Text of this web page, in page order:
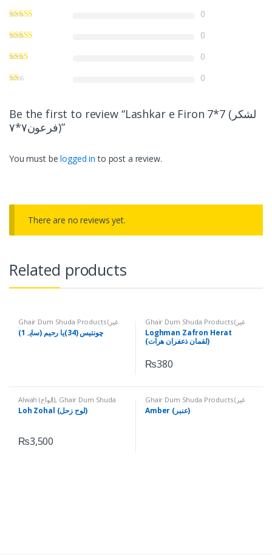
0
0
0
0
Be the first to review “Lashkar e Firon 7*7 (لشکر
فرعون۷*۷)”
You must belogged in to post a review.
There are no reviews yet.
Related products
Ghair Dum Shuda Products (غیر
Ruhani Darsgah Amals (روحانی
چونتیس (34)یا رحیم (سایہ1)
Ghair Dum Shuda Products (غیر
دم شدہ اشیاء),
Loghman Zafron Herat
(لقمان ذعفران ھرات)
₨380
Alwah (الواح), Ghair Dum Shuda
Loh Zohal (لوح زحل)
₨3,500
Ghair Dum Shuda Products (غیر
Amber (عنبر)